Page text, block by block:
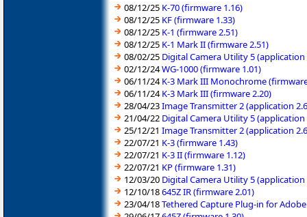
08/12/25 K-70 (firmware 1.16)
08/12/25 KF (firmware 1.33)
08/12/25 K-1 (firmware 2.51)
08/12/25 K-1 Mark II (firmware 2.51)
08/02/25 Digital Camera Utility 5
02/12/24WG-1000 (firmware 1.01)
06/11/24K-3 Mark III Monochrome
06/11/24K-3 Mark III (firmware 2.20)
28/04/23Image Transmitter 2 (application
21/04/22 Digital Camera Utility 5
25/12/21 Image Transmitter 2 (application
22/07/21 K-3 (firmware 1.43)
22/07/21 K-3 II (firmware 1.12)
22/07/21 KP (firmware 1.31)
12/03/20 Digital Camera Utility 5
12/10/18645Z IR (firmware 2.01)
23/04/18Tethered Capture Plug-in for